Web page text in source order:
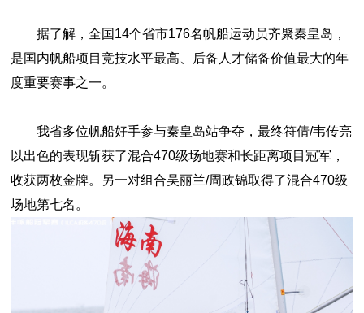
据了解，全国14个省市176名帆船运动员齐聚秦皇岛，
是国内帆船项目竞技水平最高、后备人才储备价值最大的年
度重要赛事之一。
我省多位帆船好手参与秦皇岛站争夺，最终符倩/韦传亮
以出色的表现斩获了混合470级场地赛和长距离项目冠军，
收获两枚金牌。另一对组合吴丽兰/周政锦取得了混合470级
场地第七名。